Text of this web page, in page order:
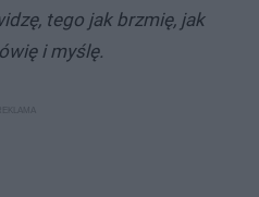
tego jak brzmię, jak
i myślę.